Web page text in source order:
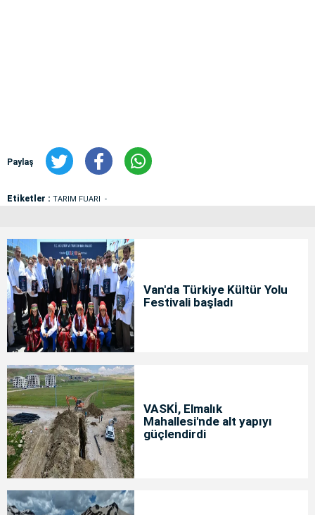
Paylaş
Etiketler : TARIM FUARI
Van'da Türkiye Kültür Yolu
Festivali başladı
VASKİ, Elmalık
Mahallesi'nde alt yapıyı
güçlendirdi